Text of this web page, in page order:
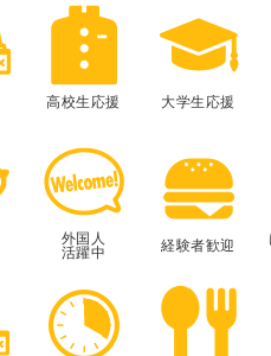
高校生応援 大学生応援
外国人
活躍中
経験者歓迎